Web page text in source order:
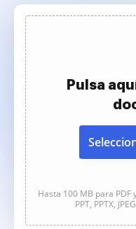
Pulsa
Hasta 100 MB para PDF
PPT, PPTX,